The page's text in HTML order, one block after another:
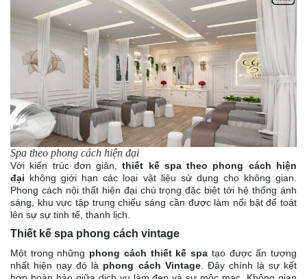
Spa theo phong cách hiện đại
Với kiến trúc đơn giản,thiết kế spa theo phong cách hiện
đại không giới hạn các loại vật liệu sử dụng cho không gian.
Phong cách nội thất hiện đại chú trọng đặc biệt tới hệ thống ánh
sáng, khu vực tập trung chiếu sáng cần được làm nổi bật để toát
lên sự sự tinh tế, thanh lịch.
Thiết kế spa phong cách vintage
Một trong những phong cách thiết kế spa tạo được ấn tượng
nhất hiện nay đó là phong cách Vintage. Đây chính là sự kết